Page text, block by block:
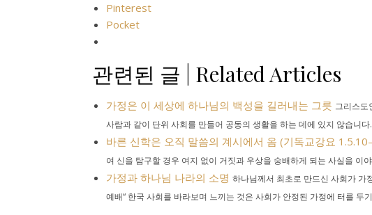
Pinterest
Pocket
관련된 글 | Related Articles
가정은 이 세상에 하나님의 백성을 길러내는 그릇 그리스도
사람과 같이 단위 사회를 만들어 공동의 생활을 하는 데에 있지 않습니
바른 신학은 오직 말씀의 계시에서 옴 (기독교강요
여 신을 탐구할 경우 여지 없이 거짓과 우상을 숭배하게 되는 사실을 이
가정과 하나님 나라의 소명 하나님께서 최초로 만드신 사회가 가
예배“ 한국 사회를 바라보며 느끼는 것은 사회가 안정된 가정에 터를 두